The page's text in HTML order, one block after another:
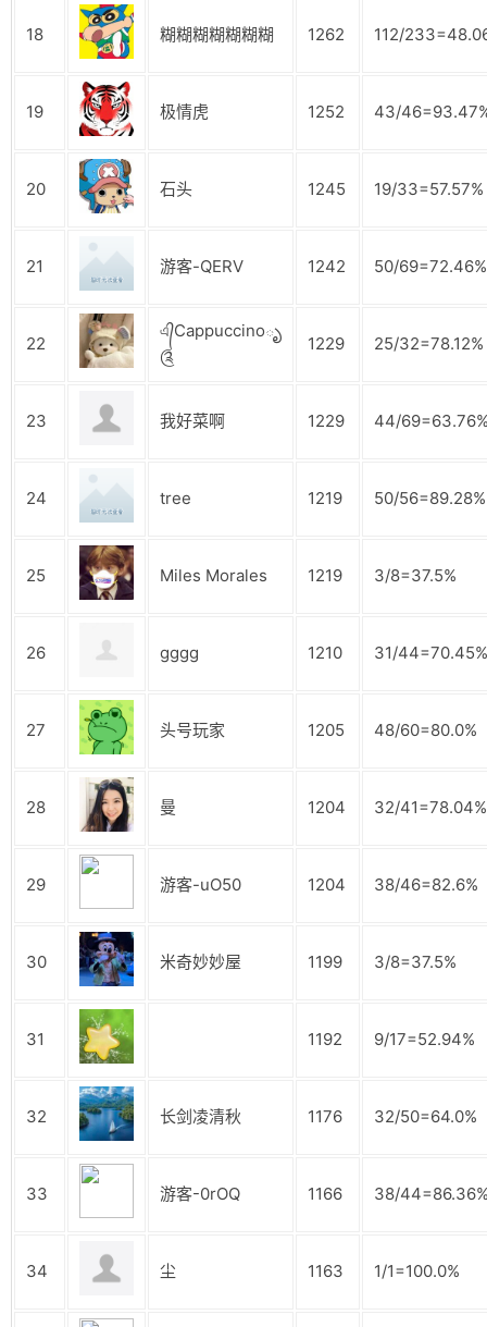
18 糊糊糊糊糊糊糊 1262 112/
19 极情虎 1252 43/
20 石头 1245 19/33=57.57%
21 游客-QERV 1242 50/69=72.46%
22
এ᭄Cappuccinoృ
༊
1229 25/32=78.12%
23 我好菜啊 1229 44/
24 tree 1219 50/56=89.28%
25 Miles Morales 1219 3/8=37.5%
26 gggg 1210 31/44=70.45%
27 头号玩家 1205 48/60=80.0%
28 曼 1204 32/41=78.04%
29 游客-uO50 1204 38/46=82.6%
30 米奇妙妙屋 1199 3/8=37.5%
31 1192 9/17=52.94%
32 长剑凌清秋 1176 32/50=64.0%
33 游客-0rOQ 1166 38/
34 尘 1163 1/1=100.0%